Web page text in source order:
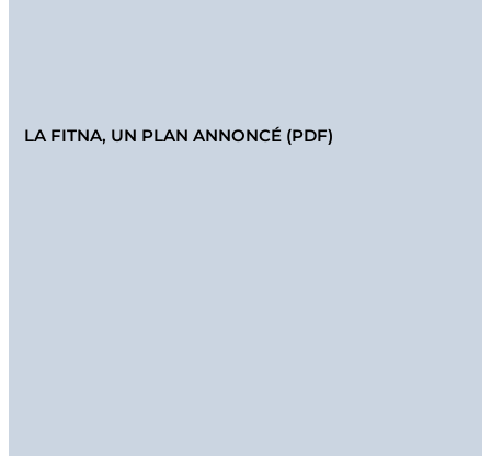
LA FITNA, UN PLAN ANNONCÉ (PDF)